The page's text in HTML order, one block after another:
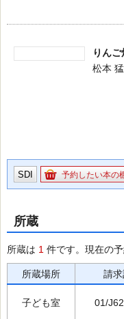
りんご
松本
SDI 予約したい本の
所蔵
所蔵は 1 件です。現在の
所蔵場所 請
子ども室 01/